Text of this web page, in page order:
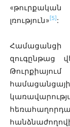
լռություն» [5] :
զուգընթաց
հանձնաժողովի